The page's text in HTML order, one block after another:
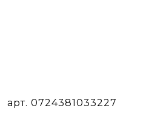
арт. 0724381033227